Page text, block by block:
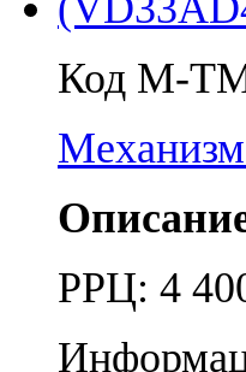
Код M-
РРЦ: 4